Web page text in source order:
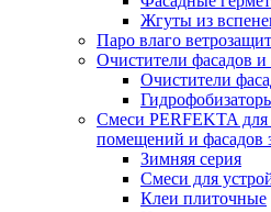
Жгуты из
Паро влаго
Очистители фасадов
Очистители
Смеси PERFEKTA для
помещений и фасадов
Зимняя серия
Смеси для
Клеи плиточные